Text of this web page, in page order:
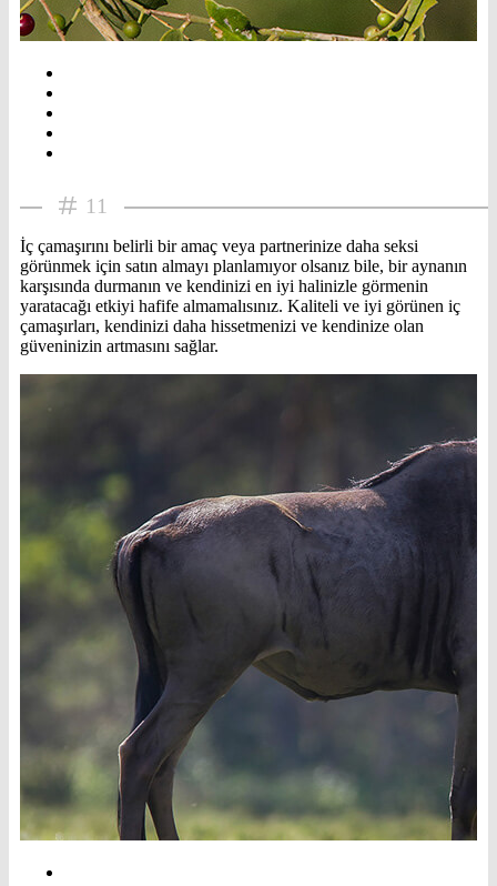
11
İç çamaşırını belirli bir amaç veya partnerinize daha seksi
görünmek için satın almayı planlamıyor olsanız bile, bir aynanın
karşısında durmanın ve kendinizi en iyi halinizle görmenin
yaratacağı etkiyi hafife almamalısınız. Kaliteli ve iyi görünen iç
çamaşırları, kendinizi daha hissetmenizi ve kendinize olan
güveninizin artmasını sağlar.